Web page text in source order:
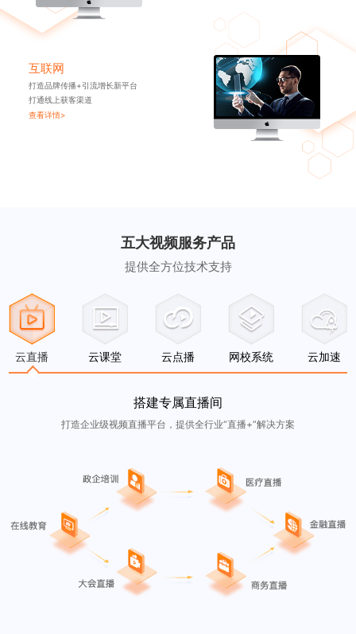
互联网
打造品牌传播+引流增长新平台
打通线上获客渠道
查看详情>
五大视频服务产品
提供全方位技术支持
云直播 云课堂 云点播 网校系统 云加速
搭建专属直播间
打造企业级视频直播平台，提供全行业“直播+”解决方案